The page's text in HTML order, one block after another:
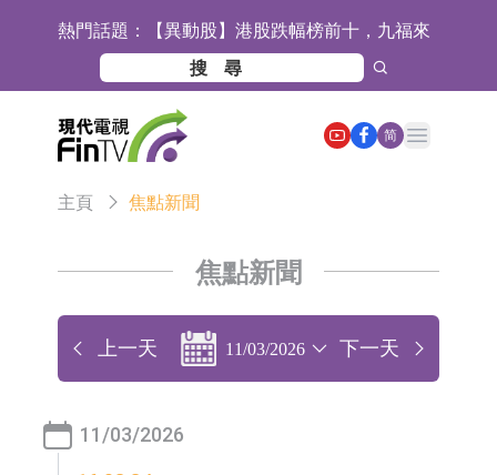
熱門話題： 【異動股】港股跌幅榜前十，九福來
(08611.HK)跌21.43%，天瑞汽車内飾
(06162.HK)跌18.44%
【異動股】港股漲幅榜前十，佳明集
團控股(01271.HK)漲+78.22%，拿森
科技(02261.HK)漲+64.11%
斯迪克：公司為國內摺疊屏核心功能
材料供應商
恒瑞醫藥：公司已在中國獲批上市26
款1類創新藥、6款2類新藥
聚辰股份：公司VPD芯片已順利通過
江總部物業服務項目
亞太股份：公司是零跑汽車和
Stellantis集團的供應商
理工雷科面向邊緣AI場景推出"山
海"系列智算模組 系列產品基於國產
【異動股】醫療研發外包板塊拉升，
简
Open main menu
主頁 焦點新聞
焦點新聞
上一天 下一天
11/03/2026
11/03/2026